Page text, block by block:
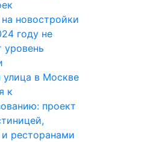
новостройки
году не
уровень
улица в Москве
к
проект
ресторанами